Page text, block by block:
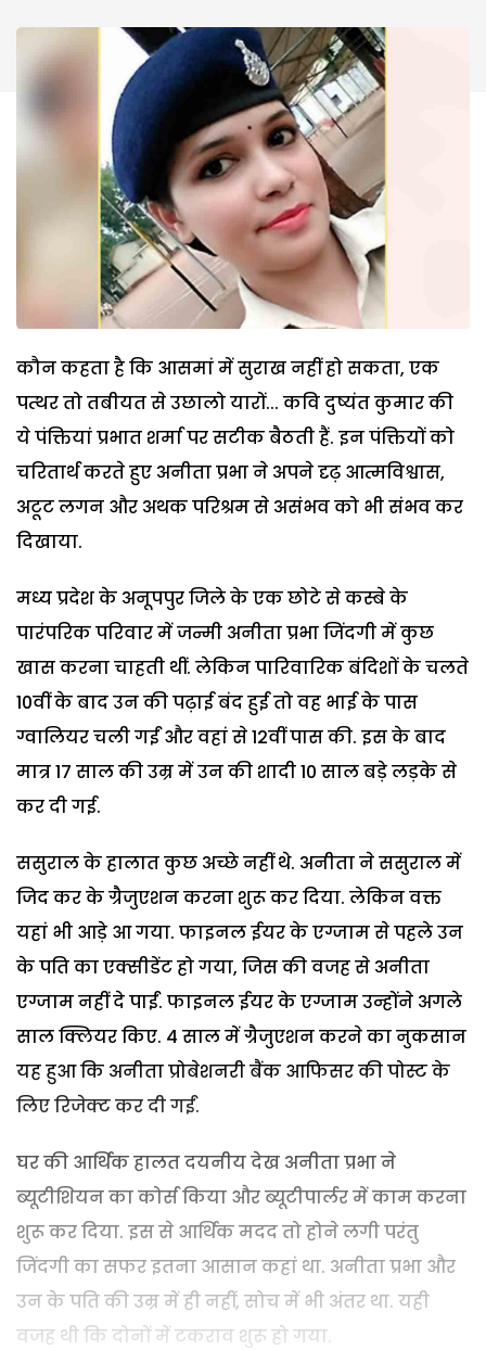
कौन कहता है कि आसमां में सुराख नहीं हो सकता, एक
पत्थर तो तबीयत से उछालो यारों... कवि दुष्यंत कुमार की
ये पंक्तियां प्रभात शर्मा पर सटीक बैठती हैं. इन पंक्तियों को
चरितार्थ करते हुए अनीता प्रभा ने अपने दृढ़ आत्मविश्वास,
अटूट लगन और अथक परिश्रम से असंभव को भी संभव कर
दिखाया.
मध्य प्रदेश के अनूपपुर जिले के एक छोटे से कस्बे के
पारंपरिक परिवार में जन्मी अनीता प्रभा जिंदगी में कुछ
खास करना चाहती थीं. लेकिन पारिवारिक बंदिशों के चलते
10वीं के बाद उन की पढ़ाई बंद हुई तो वह भाई के पास
ग्वालियर चली गईं और वहां से 12वीं पास की. इस के बाद
मात्र 17 साल की उम्र में उन की शादी 10 साल बड़े लड़के से
कर दी गई.
ससुराल के हालात कुछ अच्छे नहीं थे. अनीता ने ससुराल में
जिद कर के ग्रैजुएशन करना शुरू कर दिया. लेकिन वक्त
यहां भी आड़े आ गया. फाइनल ईयर के एग्जाम से पहले उन
के पति का एक्सीडेंट हो गया, जिस की वजह से अनीता
एग्जाम नहीं दे पाईं. फाइनल ईयर के एग्जाम उन्होंने अगले
साल क्लियर किए. 4 साल में ग्रैजुएशन करने का नुकसान
यह हुआ कि अनीता प्रोबेशनरी बैंक आफिसर की पोस्ट के
लिए रिजेक्ट कर दी गईं.
घर की आर्थिक हालत दयनीय देख अनीता प्रभा ने
ब्यूटीशियन का कोर्स किया और ब्यूटीपार्लर में काम करना
शुरू कर दिया. इस से आर्थिक मदद तो होने लगी परंतु
जिंदगी का सफर इतना आसान कहां था. अनीता प्रभा और
उन के पति की उम्र में ही नहीं, सोच में भी अंतर था. यही
वजह थी कि दोनों में टकराव शुरू हो गया.